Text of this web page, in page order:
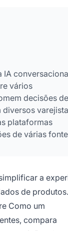
IA
vários
decisões de
diversos
plataformas
de várias
a
de produtos.
Como um
compara